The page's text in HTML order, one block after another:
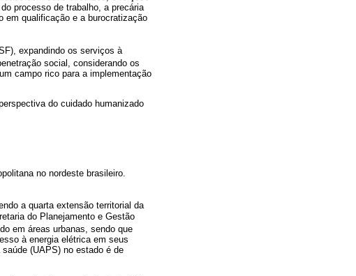
processo de trabalho, a precária
em qualificação e a burocratização
expandindo os serviços à
social, considerando os
campo rico para a implementação
do cuidado humanizado
no nordeste brasileiro.
a quarta extensão territorial da
do Planejamento e Gestão
em áreas urbanas, sendo que
à energia elétrica em seus
(UAPS) no estado é de